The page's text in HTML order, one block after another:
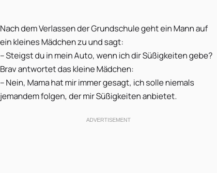
Nach dem Verlassen der Grundschule geht ein Mann auf
ein kleines Mädchen zu und sagt:
– Steigst du in mein Auto, wenn ich dir Süßigkeiten gebe?
Brav antwortet das kleine Mädchen:
– Nein, Mama hat mir immer gesagt, ich solle niemals
jemandem folgen, der mir Süßigkeiten anbietet.